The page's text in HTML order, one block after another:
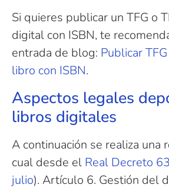
Si quieres publicar un TFG o
digital con ISBN, te
entrada de blog: Publicar
libro con ISBN.
Aspectos legales
libros digitales
A continuación se realiza una
cual desde el Real Decreto
julio). Artículo 6. Gestión del